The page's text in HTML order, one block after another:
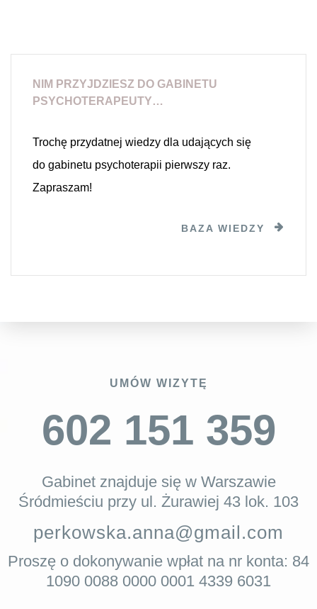
NIM PRZYJDZIESZ DO GABINETU
PSYCHOTERAPEUTY…
Trochę przydatnej wiedzy dla udających się
do gabinetu psychoterapii pierwszy raz.
Zapraszam!
BAZA WIEDZY
UMÓW WIZYTĘ
602 151 359
Gabinet znajduje się w Warszawie
Śródmieściu przy ul. Żurawiej 43 lok. 103
perkowska.anna@gmail.com
Proszę o dokonywanie wpłat na nr konta: 84
1090 0088 0000 0001 4339 6031